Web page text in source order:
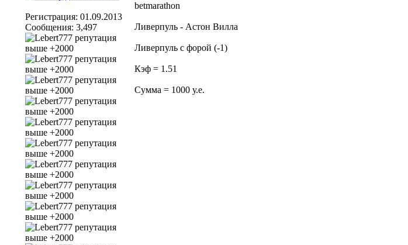
Регистрация: 01.09.2013
Сообщения: 3,497
betmarathon
Ливерпуль - Астон Вилла
Ливерпуль с форой (-1)
Кэф = 1.51
Сумма = 1000 у.е.